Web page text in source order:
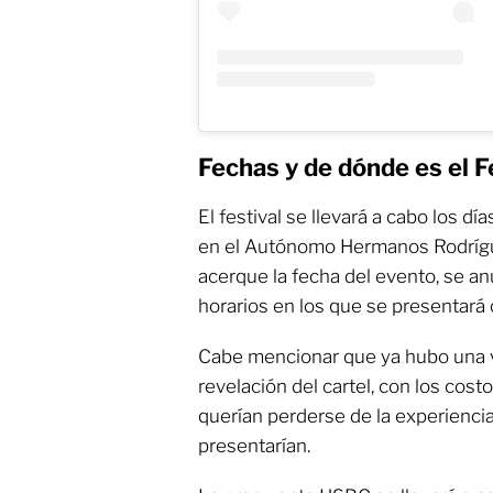
Fechas y de dónde es el
El festival se llevará a cabo los
en el Autónomo Hermanos
acerque la fecha del evento, se
horarios en los que se presentará
Cabe mencionar que ya hubo una
revelación del cartel, con los
querían perderse de la
presentarían.